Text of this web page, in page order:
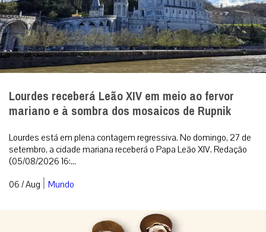
Lourdes receberá Leão XIV em meio ao fervor
mariano e à sombra dos mosaicos de Rupnik
Lourdes está em plena contagem regressiva. No domingo, 27 de
setembro, a cidade mariana receberá o Papa Leão XIV. Redação
(05/08/2026 16:...
06 / Aug | Mundo